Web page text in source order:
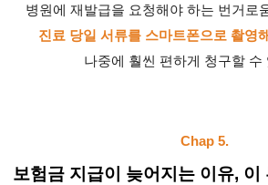
병원에 재발급을 요청해야 하는 번거로
진료 당일 서류를 스마트폰으로 촬영
나중에 훨씬 편하게 청구할 수
Chap 5.
보험금 지급이 늦어지는 이유, 이